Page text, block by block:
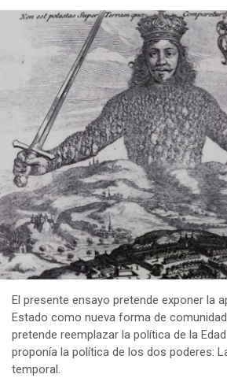
El presente ensayo pretende exponer la
Estado como nueva forma de
pretende reemplazar la política de la
proponía la política de los dos poderes:
temporal.